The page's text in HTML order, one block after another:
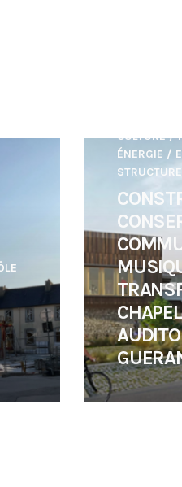
CULTURE/
ÉNERGIE /
STRUCTURE